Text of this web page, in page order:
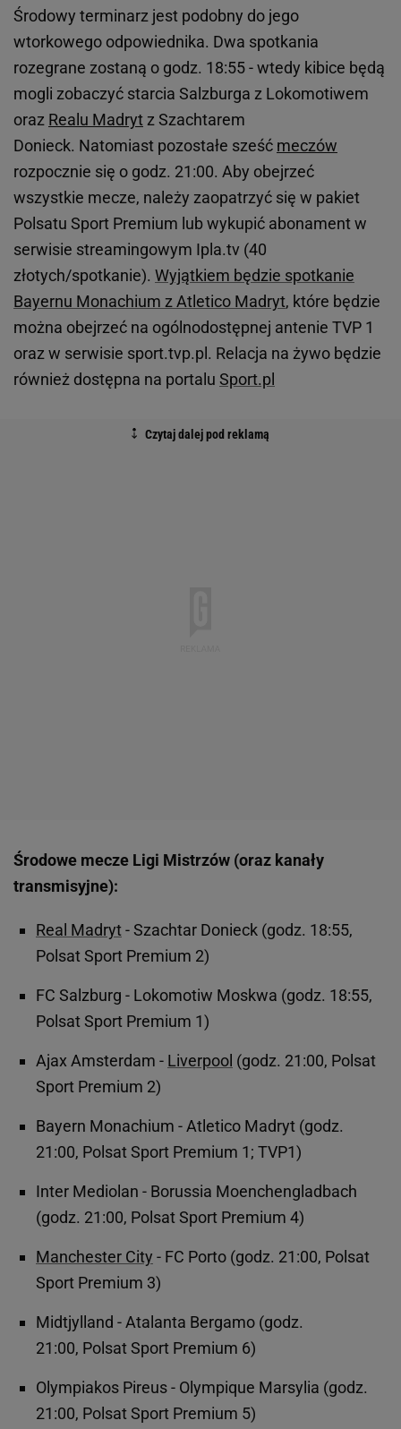
Środowy terminarz jest podobny do jego
wtorkowego odpowiednika. Dwa spotkania
rozegrane zostaną o godz. 18:55 - wtedy kibice będą
mogli zobaczyć starcia Salzburga z Lokomotiwem
oraz Realu Madryt z Szachtarem
Donieck. Natomiast pozostałe sześć meczów
rozpocznie się o godz. 21:00. Aby obejrzeć
wszystkie mecze, należy zaopatrzyć się w pakiet
Polsatu Sport Premium lub wykupić abonament w
serwisie streamingowym Ipla.tv (40
złotych/spotkanie). Wyjątkiem będzie spotkanie
Bayernu Monachium z Atletico Madryt, które będzie
można obejrzeć na ogólnodostępnej antenie TVP 1
oraz w serwisie sport.tvp.pl. Relacja na żywo będzie
również dostępna na portalu Sport.pl
Środowe mecze Ligi Mistrzów (oraz kanały
transmisyjne):
Real Madryt- Szachtar Donieck (godz. 18:55,
Polsat Sport Premium 2)
FC Salzburg - Lokomotiw Moskwa (godz. 18:55,
Polsat Sport Premium 1)
Ajax Amsterdam - Liverpool (godz. 21:00, Polsat
Sport Premium 2)
Bayern Monachium - Atletico Madryt (godz.
21:00, Polsat Sport Premium 1; TVP1)
Inter Mediolan - Borussia Moenchengladbach
(godz. 21:00, Polsat Sport Premium 4)
Manchester City - FC Porto (godz. 21:00, Polsat
Sport Premium 3)
Midtjylland - Atalanta Bergamo (godz.
21:00, Polsat Sport Premium 6)
Olympiakos Pireus - Olympique Marsylia (godz.
21:00, Polsat Sport Premium 5)